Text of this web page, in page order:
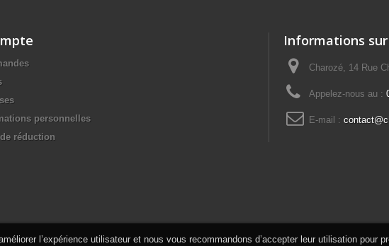
l’expérience utilisateur et nous vous recommandons d’accepter leur utilisation pour
personnelles
réduction
Informations
Charozé, 14 Rue
Appelez-nous au :
E-mail :